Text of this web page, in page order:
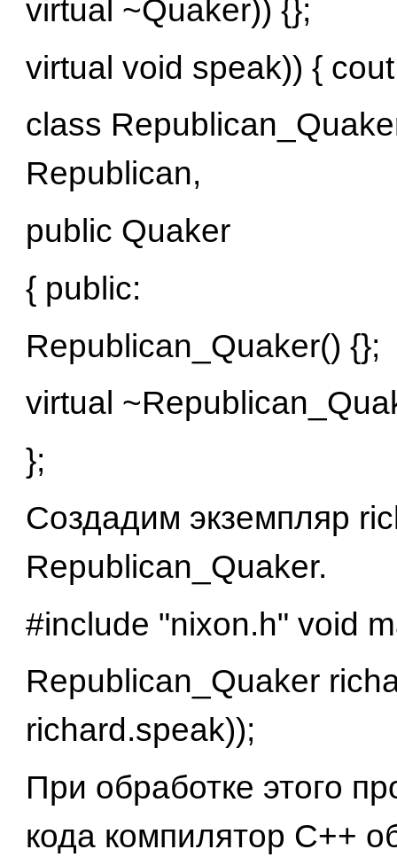
virtual ~Quaker)) {};
virtual void speak)) {
class
Republican,
public Quaker
{ public:
Republican_Quaker() {};
virtual
};
Создадим экземпляр
Republican_Quaker.
#include "nixon.h" void
Republican_Quaker
richard.speak));
При обработке этого
кода компилятор C++